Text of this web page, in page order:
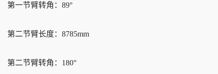
第一节臂转角：89°
第二节臂长度：8785mm
第二节臂转角：180°